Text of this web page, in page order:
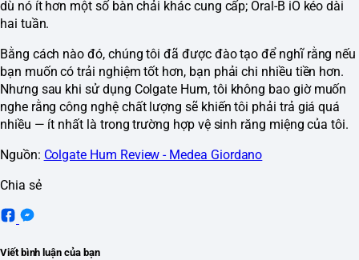
dù nó ít hơn một số bàn chải khác cung cấp; Oral-B iO kéo dài
hai tuần.
Bằng cách nào đó, chúng tôi đã được đào tạo để nghĩ rằng nếu
bạn muốn có trải nghiệm tốt hơn, bạn phải chi nhiều tiền hơn.
Nhưng sau khi sử dụng Colgate Hum, tôi không bao giờ muốn
nghe rằng công nghệ chất lượng sẽ khiến tôi phải trả giá quá
nhiều — ít nhất là trong trường hợp vệ sinh răng miệng của tôi.
Nguồn: Colgate Hum Review - Medea Giordano
Chia sẻ
Viết bình luận của bạn